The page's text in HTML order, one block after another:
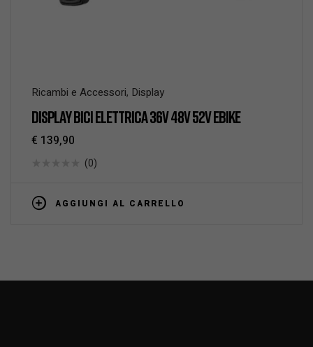
Ricambi e Accessori, Display
DISPLAY BICI ELETTRICA 36V 48V 52V EBIKE
€ 139,90
(0)
AGGIUNGI AL CARRELLO